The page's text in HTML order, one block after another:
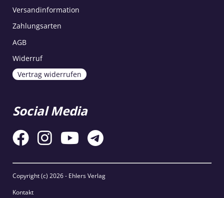
Versandinformation
Zahlungsarten
AGB
Widerruf
Vertrag widerrufen
Social Media
Copyright (c) 2026 - Ehlers Verlag
Kontakt